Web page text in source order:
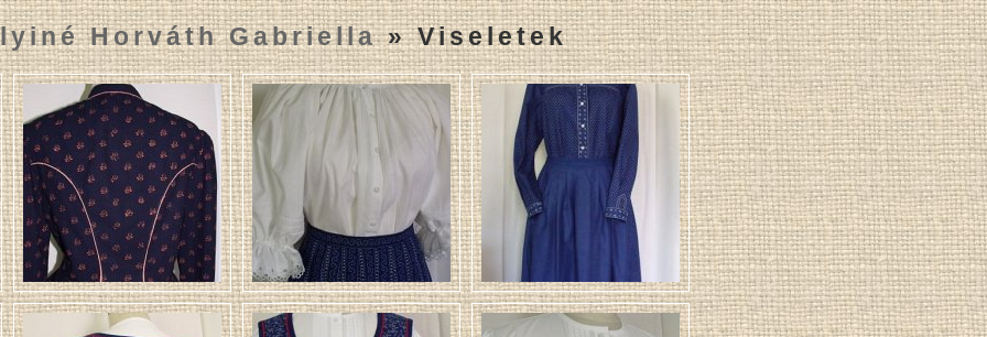
Horváth Gabriella» Viseletek